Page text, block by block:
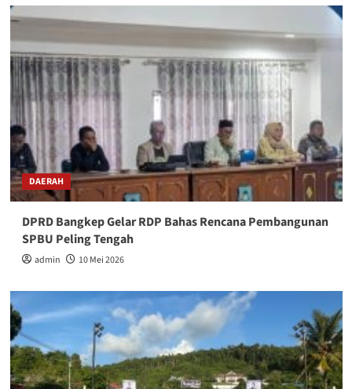
DAERAH
DPRD Bangkep Gelar RDP Bahas Rencana Pembangunan
SPBU Peling Tengah
admin 10 Mei 2026